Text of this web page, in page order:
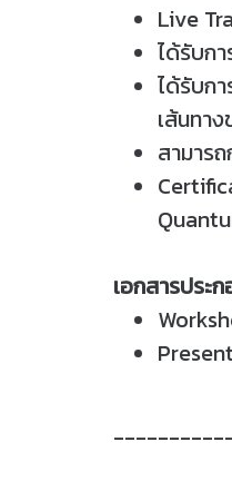
Live
ได้รับก
ได้รับก
เส้นทา
สามาร
เอกสารประ